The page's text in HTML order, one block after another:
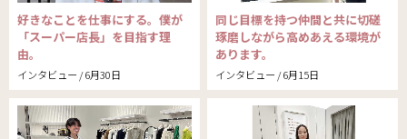
インタビュー / 6月30日
好きなことを仕事にする。僕が
「スーパー店長」を目指す理
由。
インタビュー / 6月15日
同じ目標を持つ仲間と共に切磋
琢磨しながら高めあえる環境が
あります。